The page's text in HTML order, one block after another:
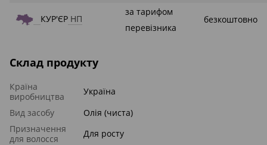
КУР'ЄР НП
за тарифом
перевізника
безкоштовно
Склад продукту
Країна
виробництва
Україна
Вид засобу
Олія (чиста)
Призначення
для волосся
Для росту